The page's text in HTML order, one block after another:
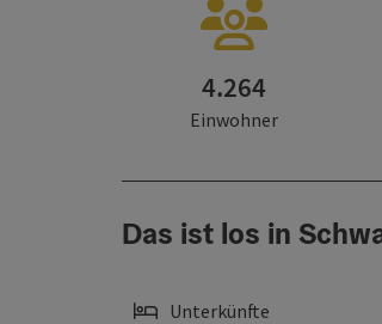
4.264
Einwohner
Das ist los in
Unterkünfte